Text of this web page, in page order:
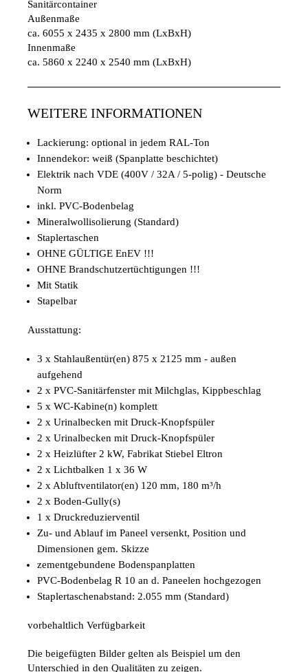
Sanitärcontainer
Außenmaße
ca. 6055 x 2435 x 2800 mm (LxBxH)
Innenmaße
ca. 5860 x 2240 x 2540 mm (LxBxH)
WEITERE INFORMATIONEN
Lackierung: optional in jedem RAL-Ton
Innendekor: weiß (Spanplatte beschichtet)
Elektrik nach VDE (400V / 32A / 5-polig) - Deutsche
Norm
inkl. PVC-Bodenbelag
Mineralwollisolierung (Standard)
Staplertaschen
OHNE GÜLTIGE EnEV !!!
OHNE Brandschutzertüchtigungen !!!
Mit Statik
Stapelbar
Ausstattung:
3 x Stahlaußentür(en) 875 x 2125 mm - außen
aufgehend
2 x PVC-Sanitärfenster mit Milchglas, Kippbeschlag
5 x WC-Kabine(n) komplett
2 x Urinalbecken mit Druck-Knopfspüler
2 x Urinalbecken mit Druck-Knopfspüler
2 x Heizlüfter 2 kW, Fabrikat Stiebel Eltron
2 x Lichtbalken 1 x 36 W
2 x Abluftventilator(en) 120 mm, 180 m³/h
2 x Boden-Gully(s)
1 x Druckreduzierventil
Zu- und Ablauf im Paneel versenkt, Position und
Dimensionen gem. Skizze
zementgebundene Bodenspanplatten
PVC-Bodenbelag R 10 an d. Paneelen hochgezogen
Staplertaschenabstand: 2.055 mm (Standard)
vorbehaltlich Verfügbarkeit
Die beigefügten Bilder gelten als Beispiel um den
Unterschied in den Qualitäten zu zeigen.